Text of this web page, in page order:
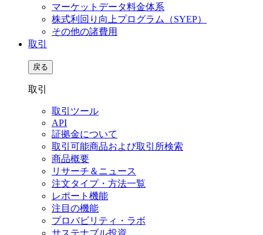
マーケットデータ料金体系
株式利回り向上プログラム（SYEP）
その他の諸費用
取引
戻る
取引
取引ツール
API
証拠金について
取引可能商品および取引所検索
商品概要
リサーチ＆ニュース
注文タイプ・方法一覧
レポート機能
注目の機能
プロバビリティ・ラボ
サステナブル投資